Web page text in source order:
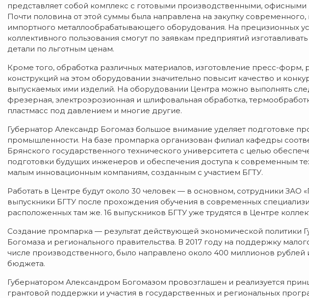
представляет собой комплекс с готовыми производственными,
Почти половина от этой суммы была направлена на закупку современного,
импортного металлообрабатывающего оборудования. На прецизионных
коллективного пользования смогут по заявкам предприятий
детали по льготным ценам.
Кроме того, обработка различных материалов, изготовление пресс-форм,
конструкций на этом оборудовании значительно повысит качество и
выпускаемых ими изделий. На оборудовании Центра можно выполнять
фрезерная, электроэрозионная и шлифовальная обработка,
пластмасс под давлением и многие другие.
Губернатор Александр Богомаз большое внимание уделяет подготовке
промышленности. На базе промпарка организован филиал кафедры
Брянского государственного технического университета с целью
подготовки будущих инженеров и обеспечения доступа к современным
малым инновационным компаниям, созданным с участием БГТУ.
Работать в Центре будут около 30 человек — в основном, сотрудники ЗАО
выпускники БГТУ после прохождения обучения в современных
расположенных там же. 16 выпускников БГТУ уже трудятся в Центре
Создание промпарка — результат действующей экономической политики
Богомаза и регионального правительства. В 2017 году на поддержку
числе производственного, было направлено около 400 миллионов рублей
бюджета.
Губернатором Александром Богомазом провозглашен и реализуется
грантовой поддержки и участия в государственных и региональных